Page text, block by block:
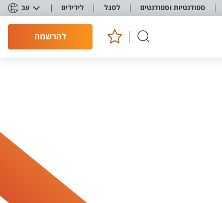
סטודנטיות וסטודנטים לסגל לידידים עב
להרשמה